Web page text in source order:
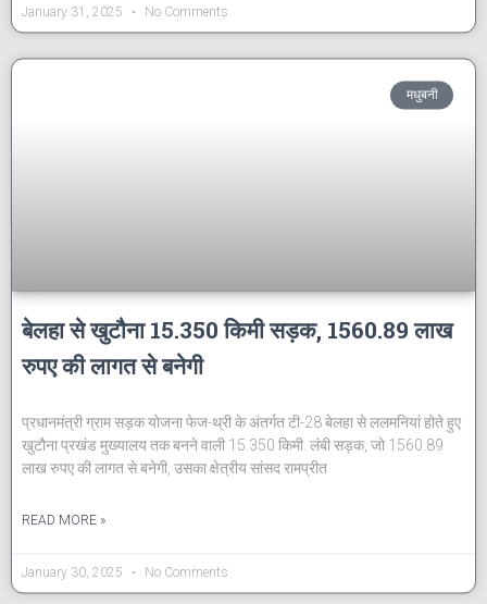
January 31, 2025 No Comments
मधुबनी
बेलहा से खुटौना 15.350 किमी सड़क, 1560.89 लाख
रुपए की लागत से बनेगी
प्रधानमंत्री ग्राम सड़क योजना फेज-थ्री के अंतर्गत टी-28 बेलहा से ललमनियां होते हुए
खुटौना प्रखंड मुख्यालय तक बनने वाली 15.350 किमी. लंबी सड़क, जो 1560.89
लाख रुपए की लागत से बनेगी, उसका क्षेत्रीय सांसद रामप्रीत
READ MORE »
January 30, 2025 No Comments